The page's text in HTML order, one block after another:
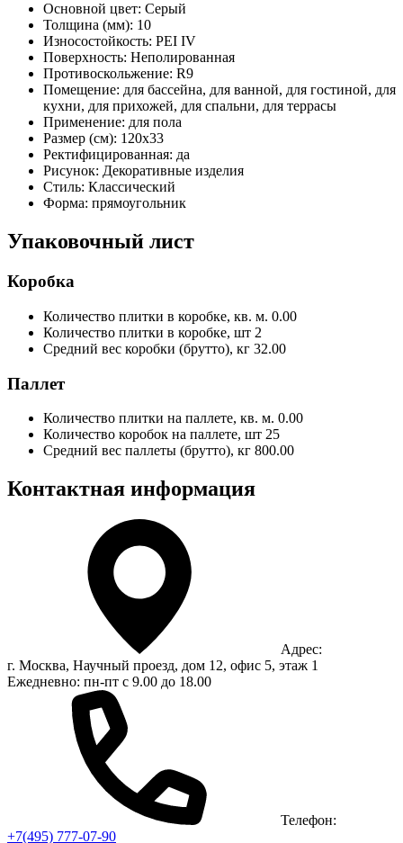
Основной цвет: Серый
Толщина (мм): 10
Износостойкость: PEI IV
Поверхность: Неполированная
Противоскольжение: R9
Помещение: для бассейна, для ванной, для гостиной, для
кухни, для прихожей, для спальни, для террасы
Применение: для пола
Размер (см): 120x33
Ректифицированная: да
Рисунок: Декоративные изделия
Стиль: Классический
Форма: прямоугольник
Упаковочный лист
Коробка
Количество плитки в коробке, кв. м. 0.00
Количество плитки в коробке, шт 2
Средний вес коробки (брутто), кг 32.00
Паллет
Количество плитки на паллете, кв. м. 0.00
Количество коробок на паллете, шт 25
Средний вес паллеты (брутто), кг 800.00
Контактная информация
Адрес:
г. Москва, Научный проезд, дом 12, офис 5, этаж 1
Ежедневно: пн-пт с 9.00 до 18.00
Телефон:
+7(495) 777-07-90